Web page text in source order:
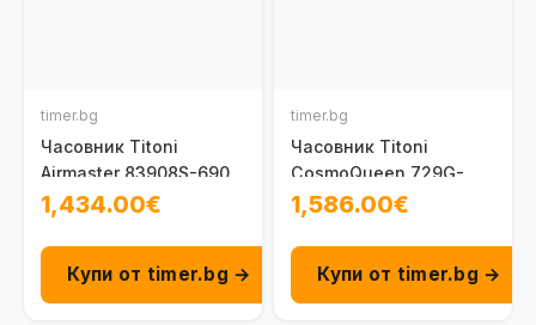
timer.bg
Часовник Titoni
Airmaster 83908S-690
1,434.00€
Купи от timer.bg →
timer.bg
Часовник Titoni
CosmoQueen 729G-
306
1,586.00€
Купи от timer.bg →